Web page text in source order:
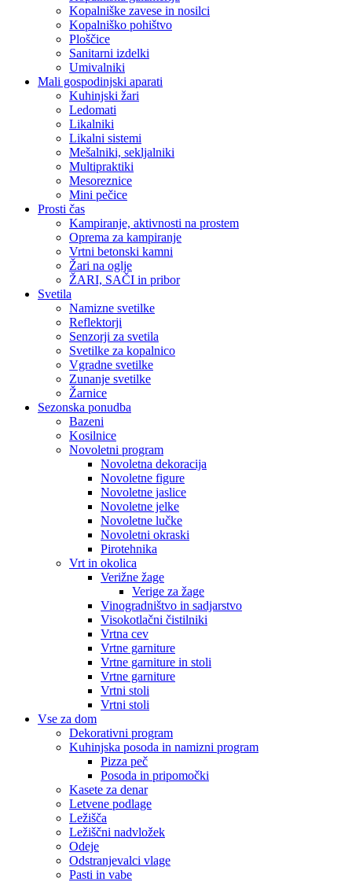
Kopalniške zavese in nosilci
Kopalniško pohištvo
Ploščice
Sanitarni izdelki
Umivalniki
Mali gospodinjski aparati
Kuhinjski žari
Ledomati
Likalniki
Likalni sistemi
Mešalniki, sekljalniki
Multipraktiki
Mesoreznice
Mini pečice
Prosti čas
Kampiranje, aktivnosti na prostem
Oprema za kampiranje
Vrtni betonski kamni
Žari na oglje
ŽARI, SAČI in pribor
Svetila
Namizne svetilke
Reflektorji
Senzorji za svetila
Svetilke za kopalnico
Vgradne svetilke
Zunanje svetilke
Žarnice
Sezonska ponudba
Bazeni
Kosilnice
Novoletni program
Novoletna dekoracija
Novoletne figure
Novoletne jaslice
Novoletne jelke
Novoletne lučke
Novoletni okraski
Pirotehnika
Vrt in okolica
Verižne žage
Verige za žage
Vinogradništvo in sadjarstvo
Visokotlačni čistilniki
Vrtna cev
Vrtne garniture
Vrtne garniture in stoli
Vrtne garniture
Vrtni stoli
Vrtni stoli
Vse za dom
Dekorativni program
Kuhinjska posoda in namizni program
Pizza peč
Posoda in pripomočki
Kasete za denar
Letvene podlage
Ležišča
Ležiščni nadvložek
Odeje
Odstranjevalci vlage
Pasti in vabe